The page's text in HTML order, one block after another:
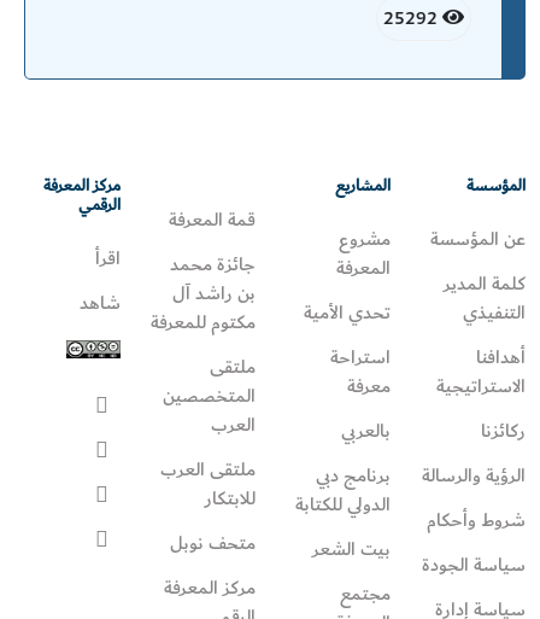
المؤسسة
عن المؤسسة
كلمة المدير
التنفيذي
أهدافنا
الاستراتيجية
ركائزنا
الرؤية والرسالة
شروط وأحكام
سياسة الجودة
سياسة إدارة
المشاريع
مشروع
المعرفة
تحدي الأمية
استراحة
معرفة
بالعربي
برنامج دبي
الدولي للكتابة
بيت الشعر
مجتمع
قمة المعرفة
جائزة محمد
بن راشد آل
مكتوم للمعرفة
ملتقى
المتخصصين
العرب
ملتقى العرب
للابتكار
متحف نوبل
مركز المعرفة
مركز المعرفة
الرقمي
اقرأ
شاهد